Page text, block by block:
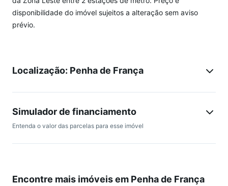
disponibilidade do imóvel sujeitos a alteração sem aviso
prévio.
Localização: Penha de França
Simulador de financiamento
Entenda o valor das parcelas para esse imóvel
Encontre mais imóveis em Penha de França